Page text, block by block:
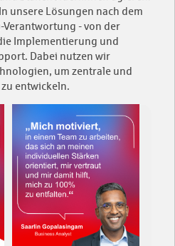
unsere Lösungen nach dem
Verantwortung - von der
Implementierung und
Dabei nutzen wir
um zentrale und
entwickeln.